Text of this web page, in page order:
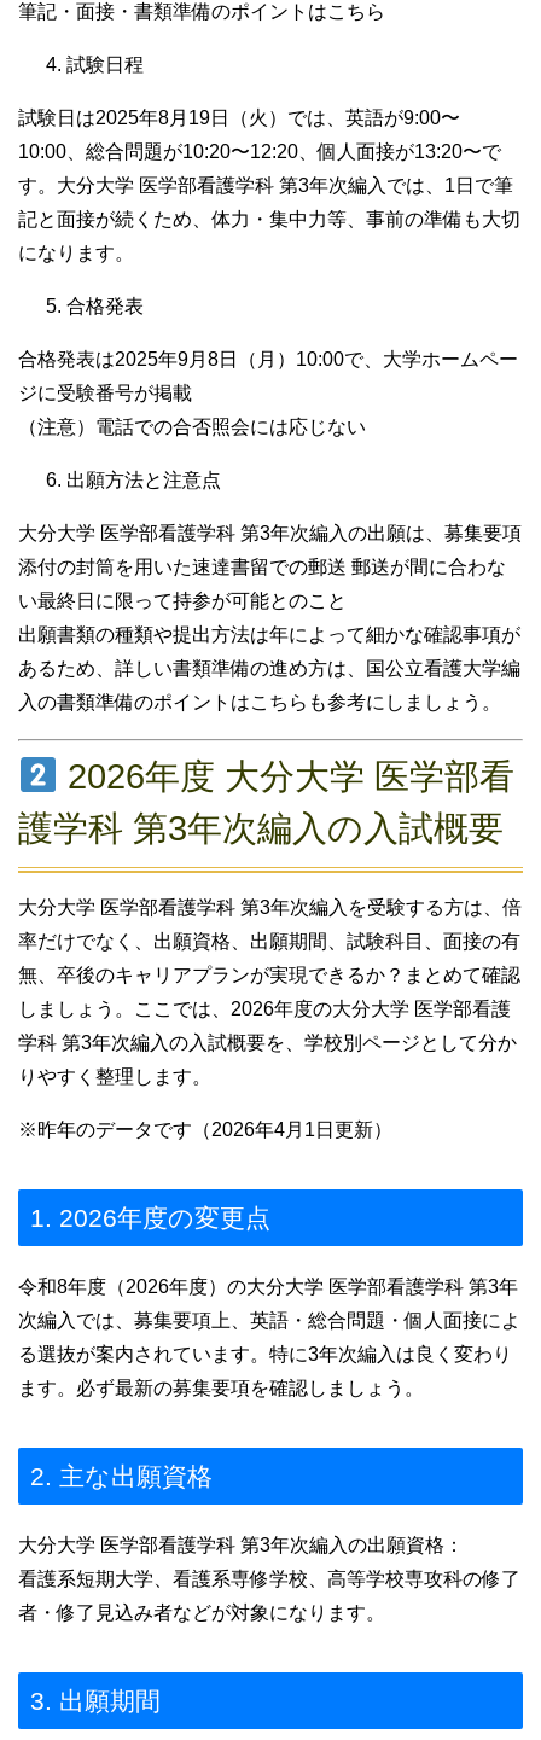
筆記・面接・書類準備のポイントはこちら
試験日程
試験日は2025年8月19日（火）では、英語が9:00〜
10:00、総合問題が10:20〜12:20、個人面接が13:20〜で
す。大分大学 医学部看護学科 第3年次編入では、1日で筆
記と面接が続くため、体力・集中力等、事前の準備も大切
になります。
合格発表
合格発表は2025年9月8日（月）10:00で、大学ホームペー
ジに受験番号が掲載
（注意）電話での合否照会には応じない
出願方法と注意点
大分大学 医学部看護学科 第3年次編入の出願は、募集要項
添付の封筒を用いた速達書留での郵送 郵送が間に合わな
い最終日に限って持参が可能とのこと
出願書類の種類や提出方法は年によって細かな確認事項が
あるため、詳しい書類準備の進め方は、国公立看護大学編
入の書類準備のポイントはこちらも参考にしましょう。
2026年度 大分大学 医学部看
護学科 第3年次編入の入試概要
大分大学 医学部看護学科 第3年次編入を受験する方は、倍
率だけでなく、出願資格、出願期間、試験科目、面接の有
無、卒後のキャリアプランが実現できるか？まとめて確認
しましょう。ここでは、2026年度の大分大学 医学部看護
学科 第3年次編入の入試概要を、学校別ページとして分か
りやすく整理します。
※昨年のデータです（2026年4月1日更新）
1. 2026年度の変更点
令和8年度（2026年度）の大分大学 医学部看護学科 第3年
次編入では、募集要項上、英語・総合問題・個人面接によ
る選抜が案内されています。特に3年次編入は良く変わり
ます。必ず最新の募集要項を確認しましょう。
2. 主な出願資格
大分大学 医学部看護学科 第3年次編入の出願資格：
看護系短期大学、看護系専修学校、高等学校専攻科の修了
者・修了見込み者などが対象になります。
3. 出願期間